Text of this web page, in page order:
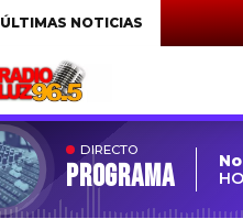
ÚLTIMAS NOTICIAS
DIRECTO
Programa